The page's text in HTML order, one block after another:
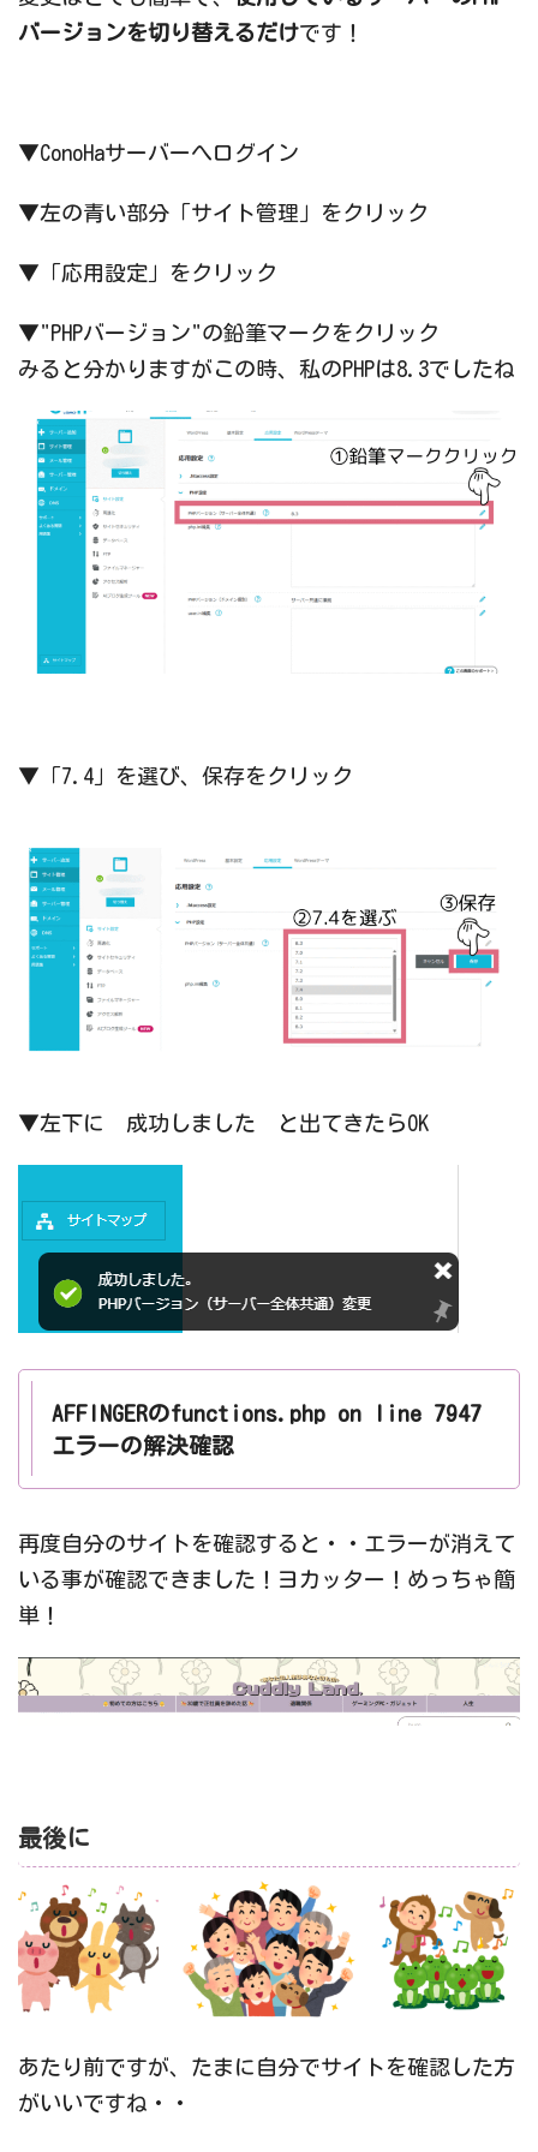
バージョンを切り替えるだけです！
▼ConoHaサーバーへログイン
▼左の青い部分「サイト管理」をクリック
▼「応用設定」をクリック
▼"PHPバージョン"の鉛筆マークをクリック
みると分かりますがこの時、私のPHPは8.3でしたね
▼「7.4」を選び、保存をクリック
▼左下に 成功しました と出てきたらOK
AFFINGERのfunctions.php on line 7947
エラーの解決確認
再度自分のサイトを確認すると・・エラーが消えて
いる事が確認できました！ヨカッター！めっちゃ簡
単！
最後に
あたり前ですが、たまに自分でサイトを確認した方
がいいですね・・